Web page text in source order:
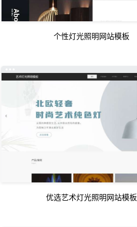
个性灯光照明网站模板
优选艺术灯光照明网站模板